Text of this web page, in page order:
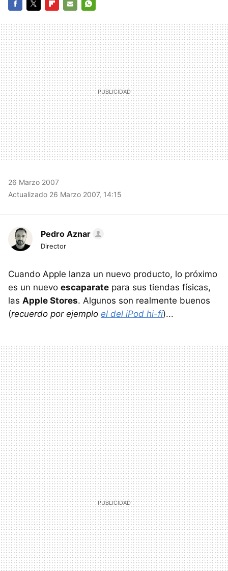
MAIL
26 Marzo 2007
Actualizado 26 Marzo 2007, 14:15
Pedro Aznar
Director
Cuando Apple lanza un nuevo producto, lo próximo
es un nuevo escaparate para sus tiendas físicas,
las Apple Stores. Algunos son realmente buenos
(recuerdo por ejemplo el del iPod hi-fi)...